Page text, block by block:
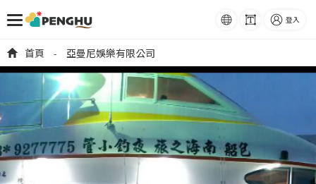
語系 字級 登入
首頁 - 亞曼尼娛樂有限公司